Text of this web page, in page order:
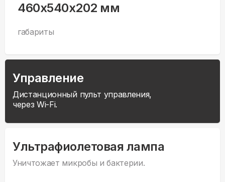
460x540x202 мм
габариты
Управление
Дистанционный пульт управления,
через Wi-Fi.
Ультрафиолетовая лампа
Уничтожает микробы и бактерии.